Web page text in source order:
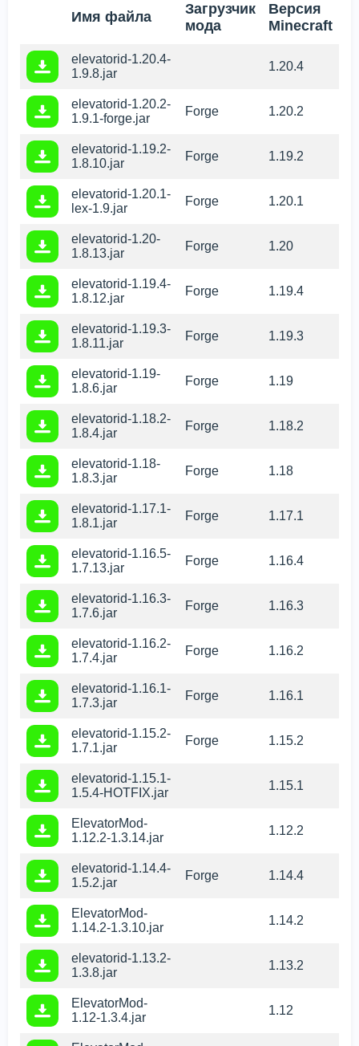
Имя файла
Загрузчик
мода
Версия
Minecraft
elevatorid-1.20.4-
1.9.8.jar
1.20.4
elevatorid-1.20.2-
1.9.1-forge.jar
Forge 1.20.2
elevatorid-1.19.2-
1.8.10.jar
Forge 1.19.2
elevatorid-1.20.1-
lex-1.9.jar
Forge 1.20.1
elevatorid-1.20-
1.8.13.jar
Forge 1.20
elevatorid-1.19.4-
1.8.12.jar
Forge 1.19.4
elevatorid-1.19.3-
1.8.11.jar
Forge 1.19.3
elevatorid-1.19-
1.8.6.jar
Forge 1.19
elevatorid-1.18.2-
1.8.4.jar
Forge 1.18.2
elevatorid-1.18-
1.8.3.jar
Forge 1.18
elevatorid-1.17.1-
1.8.1.jar
Forge 1.17.1
elevatorid-1.16.5-
1.7.13.jar
Forge 1.16.4
elevatorid-1.16.3-
1.7.6.jar
Forge 1.16.3
elevatorid-1.16.2-
1.7.4.jar
Forge 1.16.2
elevatorid-1.16.1-
1.7.3.jar
Forge 1.16.1
elevatorid-1.15.2-
1.7.1.jar
Forge 1.15.2
elevatorid-1.15.1-
1.5.4-HOTFIX.jar
1.15.1
ElevatorMod-
1.12.2-1.3.14.jar
1.12.2
elevatorid-1.14.4-
1.5.2.jar
Forge 1.14.4
ElevatorMod-
1.14.2-1.3.10.jar
1.14.2
elevatorid-1.13.2-
1.3.8.jar
1.13.2
ElevatorMod-
1.12-1.3.4.jar
1.12